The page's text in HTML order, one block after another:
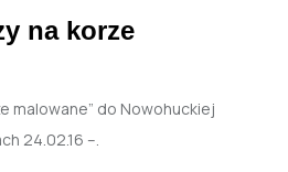
na korze
malowane” do Nowohuckiej
24.02.16 –.